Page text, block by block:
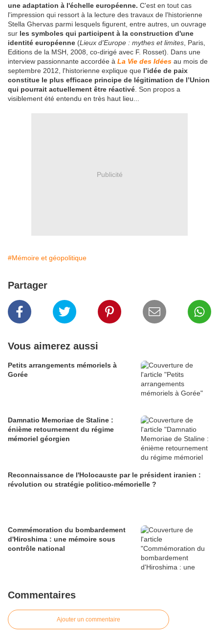
une adaptation à l'échelle européenne. C'est en tout cas
l'impression qui ressort à la lecture des travaux de l'historienne
Stella Ghervas parmi lesquels figurent, entre autres, un ouvrage
sur les symboles qui participent à la construction d'une
identité européenne (Lieux d’Europe : mythes et limites , Paris,
Editions de la MSH, 2008, co-dirigé avec F. Rosset). Dans une
interview passionnante accordée à La Vie des Idées au mois de
septembre 2012, l'historienne explique que l’idée de paix
constitue le plus efficace principe de légitimation de l’Union
qui pourrait actuellement être réactivé . Son propos a
visiblement été entendu en très haut lieu...
Publicité
#Mémoire et géopolitique
Partager
Vous aimerez aussi
Petits arrangements mémoriels à
Gorée
Damnatio Memoriae de Staline :
énième retournement du régime
mémoriel géorgien
Reconnaissance de l'Holocauste par le président iranien :
révolution ou stratégie politico-mémorielle ?
Commémoration du bombardement
d'Hiroshima : une mémoire sous
contrôle national
Commentaires
Ajouter un commentaire